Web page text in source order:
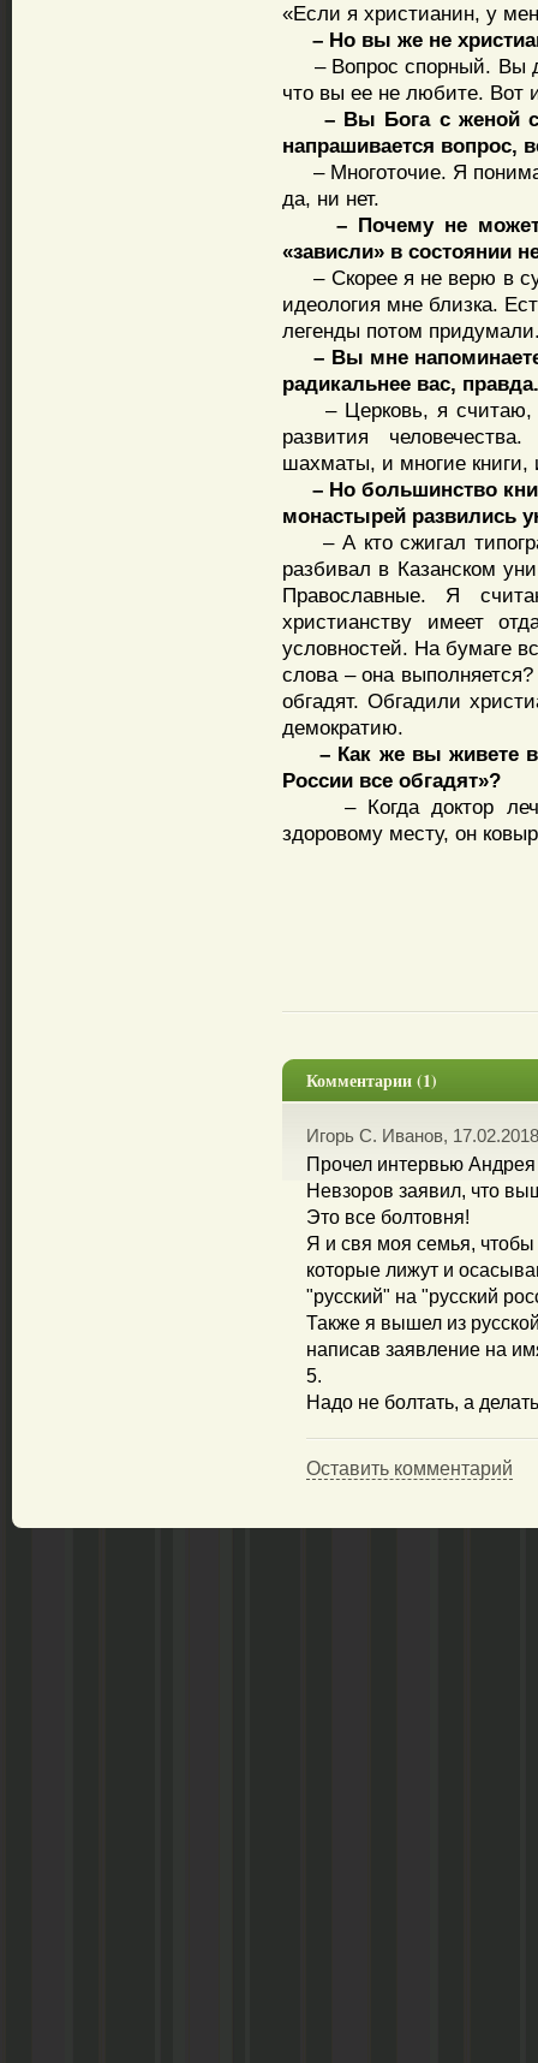
«Если я христианин, у
– Но вы же не
– Вопрос спорный. Вы
что вы ее не любите. Вот
– Вы Бога с женой
напрашивается вопрос,
– Многоточие. Я
да, ни нет.
– Почему не можете
«зависли» в состоянии
– Скорее я не верю в
идеология мне близка.
легенды потом
– Вы мне
радикальнее вас, правда.
– Церковь, я считаю,
развития
шахматы, и многие книги,
– Но большинство
монастырей развились
– А кто сжигал
разбивал в Казанском
Православные. Я
христианству имеет
условностей. На бумаге
слова – она
обгадят. Обгадили
демократию.
– Как же вы живете в
России все обгадят»?
– Когда доктор
здоровому месту, он
Комментарии (1)
Игорь С. Иванов,
Прочел интервью
Невзоров заявил, что
Это все болтовня!
Я и свя моя семья,
которые лижут и
"русский" на "русский
Также я вышел из
написав заявление на
5.
Надо не болтать, а
Оставить комментарий